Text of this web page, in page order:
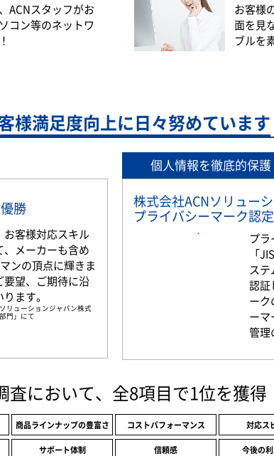
ACNスタッフがお
コン等のネットワ
お客様
面を見
ブルを
様満足度向上に日々努めています
勝
客様対応スキル
メーカーも含め
ンの頂点に輝きま
要望、ご期待に沿
ます。
リューションジャパン株式
門」にて
個人情報を徹底的保護
株式会社ACNソリュー
プライバシーマーク認
プ
「
ス
認証
ーク
ーマ
管理
査において、全8項目で1位を獲得
商品ラインナップの豊富さ コストパフォーマンス 対応ス
サポート体制 信頼感 今後の